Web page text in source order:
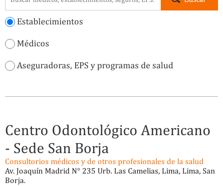
Establecimientos
Médicos
Aseguradoras, EPS y programas de salud
Centro Odontológico Americano
- Sede San Borja
Consultorios médicos y de otros profesionales de la salud
Av. Joaquín Madrid N° 235 Urb. Las Camelias, Lima, Lima, San
Borja.